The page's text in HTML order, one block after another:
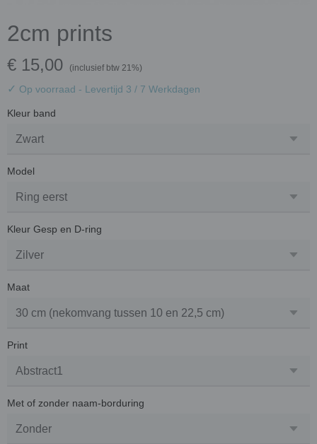
2cm prints
€ 15,00 (inclusief btw 21%)
✓ Op voorraad - Levertijd 3 / 7 Werkdagen
Kleur band
Model
Kleur Gesp en D-ring
Maat
Print
Met of zonder naam-borduring